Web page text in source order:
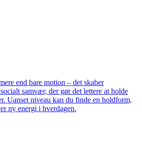
end bare motion – det skaber
samvær, der gør det lettere at holde
Uanset niveau kan du finde en holdform,
ny energi i hverdagen.